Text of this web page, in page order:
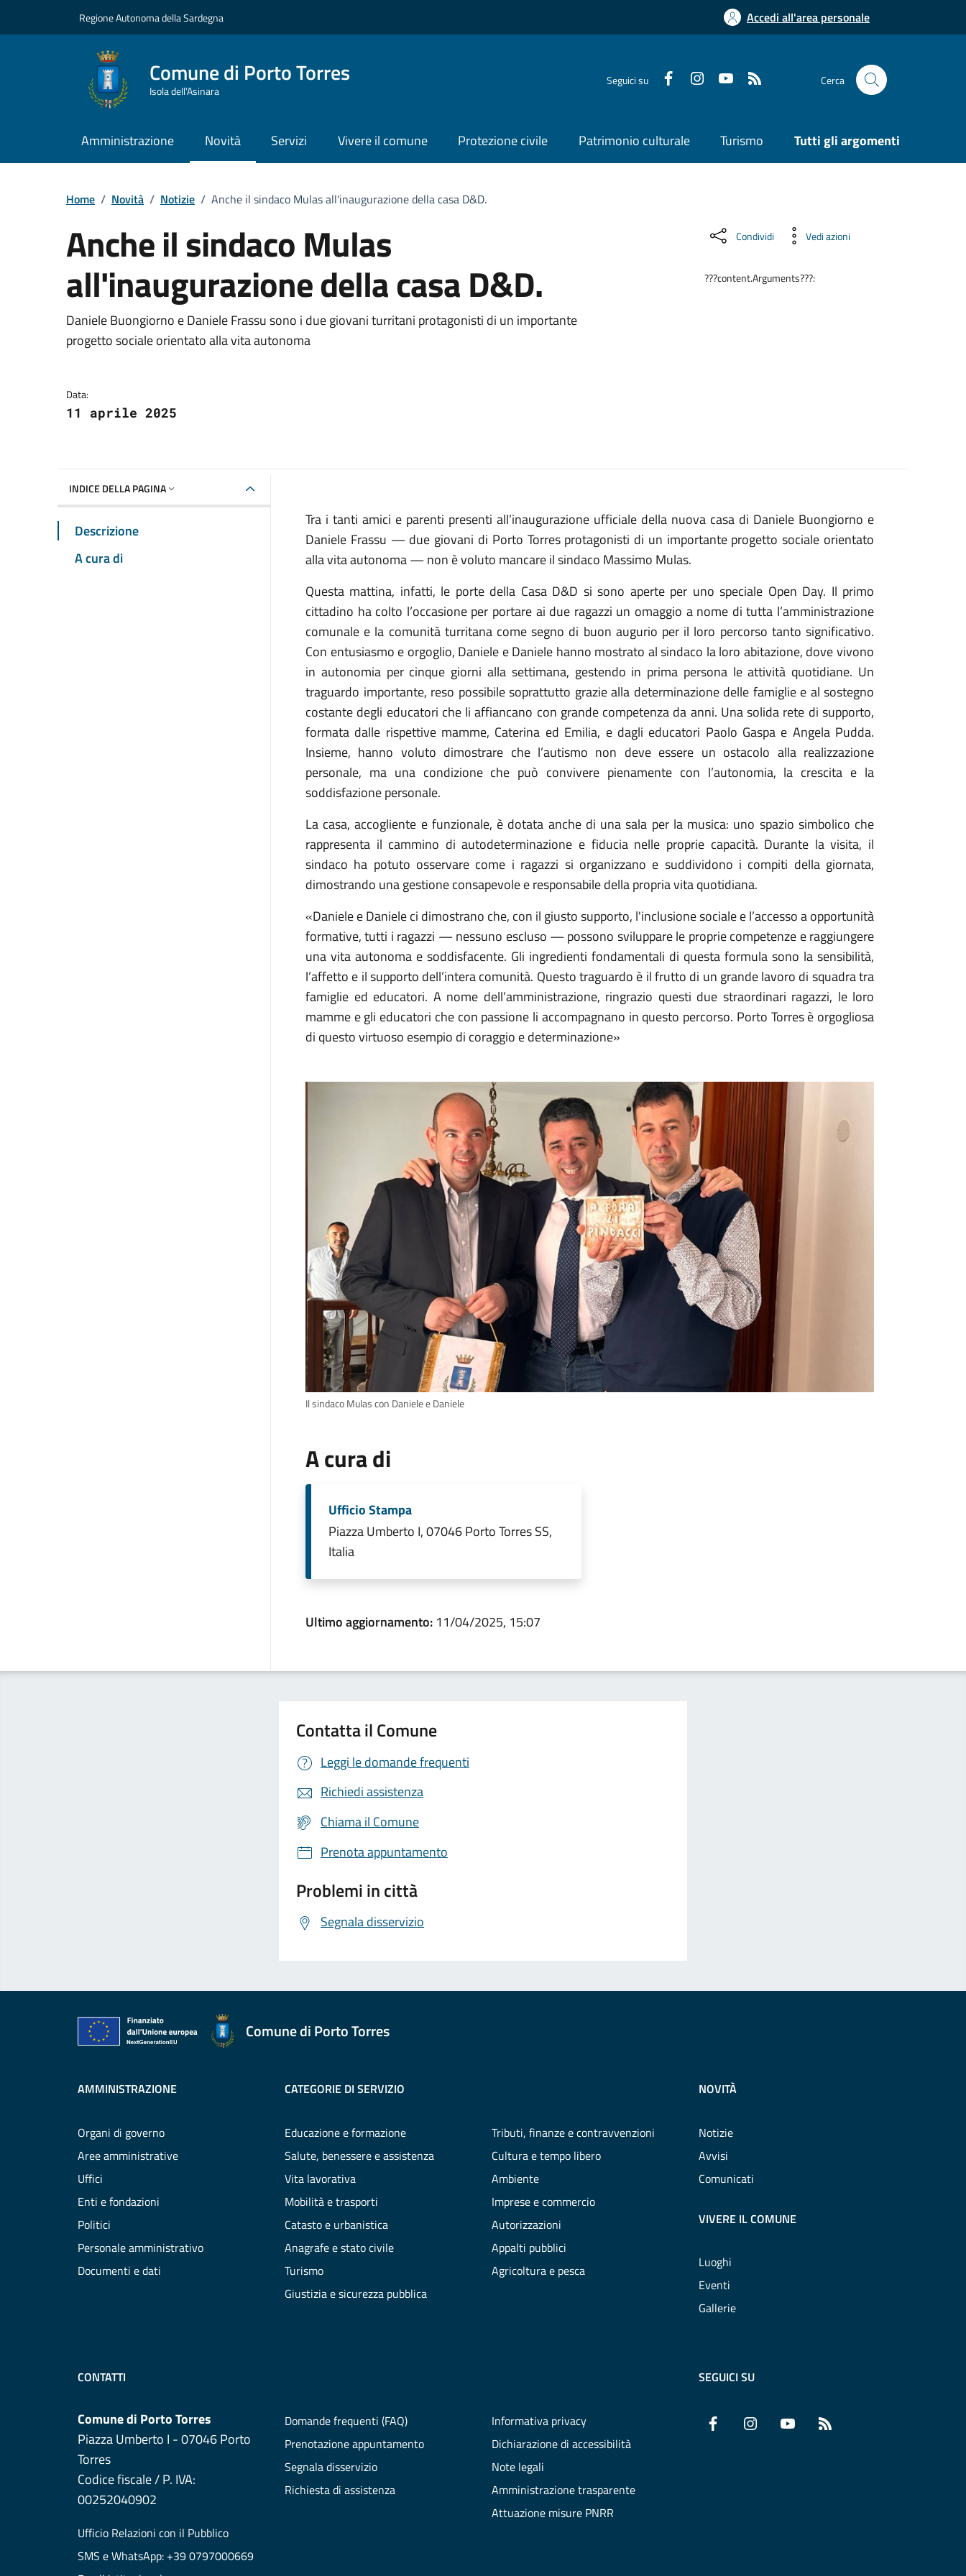
Regione Autonoma della Sardegna Accedi all'area personale
Comune di Porto Torres
Isola dell’Asinara
Seguici su Cerca
Amministrazione Novità Servizi Vivere il comune Protezione civile Patrimonio culturale Turismo Tutti gli argomenti
Home / Novità / Notizie / Anche il sindaco Mulas all'inaugurazione della casa D&D.
Anche il sindaco Mulas
all'inaugurazione della casa D&D.
Dettagli della notizia
Daniele Buongiorno e Daniele Frassu sono i due giovani turritani protagonisti di un importante
progetto sociale orientato alla vita autonoma
Data:
11 aprile 2025
Condividi Vedi azioni
???content.Arguments???:
INDICE DELLA PAGINA
Descrizione
A cura di
Tra i tanti amici e parenti presenti all’inaugurazione ufficiale della nuova casa di Daniele Buongiorno e
Daniele Frassu — due giovani di Porto Torres protagonisti di un importante progetto sociale orientato
alla vita autonoma — non è voluto mancare il sindaco Massimo Mulas.
Questa mattina, infatti, le porte della Casa D&D si sono aperte per uno speciale Open Day. Il primo
cittadino ha colto l’occasione per portare ai due ragazzi un omaggio a nome di tutta l’amministrazione
comunale e la comunità turritana come segno di buon augurio per il loro percorso tanto significativo.
Con entusiasmo e orgoglio, Daniele e Daniele hanno mostrato al sindaco la loro abitazione, dove vivono
in autonomia per cinque giorni alla settimana, gestendo in prima persona le attività quotidiane. Un
traguardo importante, reso possibile soprattutto grazie alla determinazione delle famiglie e al sostegno
costante degli educatori che li affiancano con grande competenza da anni. Una solida rete di supporto,
formata dalle rispettive mamme, Caterina ed Emilia, e dagli educatori Paolo Gaspa e Angela Pudda.
Insieme, hanno voluto dimostrare che l’autismo non deve essere un ostacolo alla realizzazione
personale, ma una condizione che può convivere pienamente con l’autonomia, la crescita e la
soddisfazione personale.
La casa, accogliente e funzionale, è dotata anche di una sala per la musica: uno spazio simbolico che
rappresenta il cammino di autodeterminazione e fiducia nelle proprie capacità. Durante la visita, il
sindaco ha potuto osservare come i ragazzi si organizzano e suddividono i compiti della giornata,
dimostrando una gestione consapevole e responsabile della propria vita quotidiana.
«Daniele e Daniele ci dimostrano che, con il giusto supporto, l'inclusione sociale e l’accesso a opportunità
formative, tutti i ragazzi — nessuno escluso — possono sviluppare le proprie competenze e raggiungere
una vita autonoma e soddisfacente. Gli ingredienti fondamentali di questa formula sono la sensibilità,
l’affetto e il supporto dell’intera comunità. Questo traguardo è il frutto di un grande lavoro di squadra tra
famiglie ed educatori. A nome dell’amministrazione, ringrazio questi due straordinari ragazzi, le loro
mamme e gli educatori che con passione li accompagnano in questo percorso. Porto Torres è orgogliosa
di questo virtuoso esempio di coraggio e determinazione»
Il sindaco Mulas con Daniele e Daniele
A cura di
Ufficio Stampa
Piazza Umberto I, 07046 Porto Torres SS,
Italia
Ultimo aggiornamento: 11/04/2025, 15:07
Contatta il Comune
Leggi le domande frequenti
Richiedi assistenza
Chiama il Comune
Prenota appuntamento
Problemi in città
Segnala disservizio
Comune di Porto Torres
AMMINISTRAZIONE
Organi di governo
Aree amministrative
Uffici
Enti e fondazioni
Politici
Personale amministrativo
Documenti e dati
CATEGORIE DI SERVIZIO
Educazione e formazione
Salute, benessere e assistenza
Vita lavorativa
Mobilità e trasporti
Catasto e urbanistica
Anagrafe e stato civile
Turismo
Giustizia e sicurezza pubblica
Tributi, finanze e contravvenzioni
Cultura e tempo libero
Ambiente
Imprese e commercio
Autorizzazioni
Appalti pubblici
Agricoltura e pesca
NOVITÀ
Notizie
Avvisi
Comunicati
VIVERE IL COMUNE
Luoghi
Eventi
Gallerie
CONTATTI
Comune di Porto Torres
Piazza Umberto I - 07046 Porto
Torres
Codice fiscale / P. IVA:
00252040902
Ufficio Relazioni con il Pubblico
SMS e WhatsApp: +39 0797000669
Domande frequenti (FAQ)
Prenotazione appuntamento
Segnala disservizio
Richiesta di assistenza
Informativa privacy
Dichiarazione di accessibilità
Note legali
Amministrazione trasparente
Attuazione misure PNRR
SEGUICI SU
Facebook InstagramYouTube